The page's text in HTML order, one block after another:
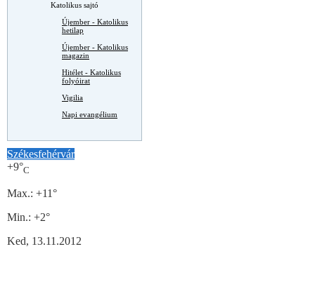
Katolikus sajtó
Újember - Katolikus
hetilap
Újember - Katolikus
magazin
Hitélet - Katolikus
folyóirat
Vigilia
Napi evangélium
Székesfehérvár
+9°C
Max.: +11°
Min.: +2°
Ked, 13.11.2012